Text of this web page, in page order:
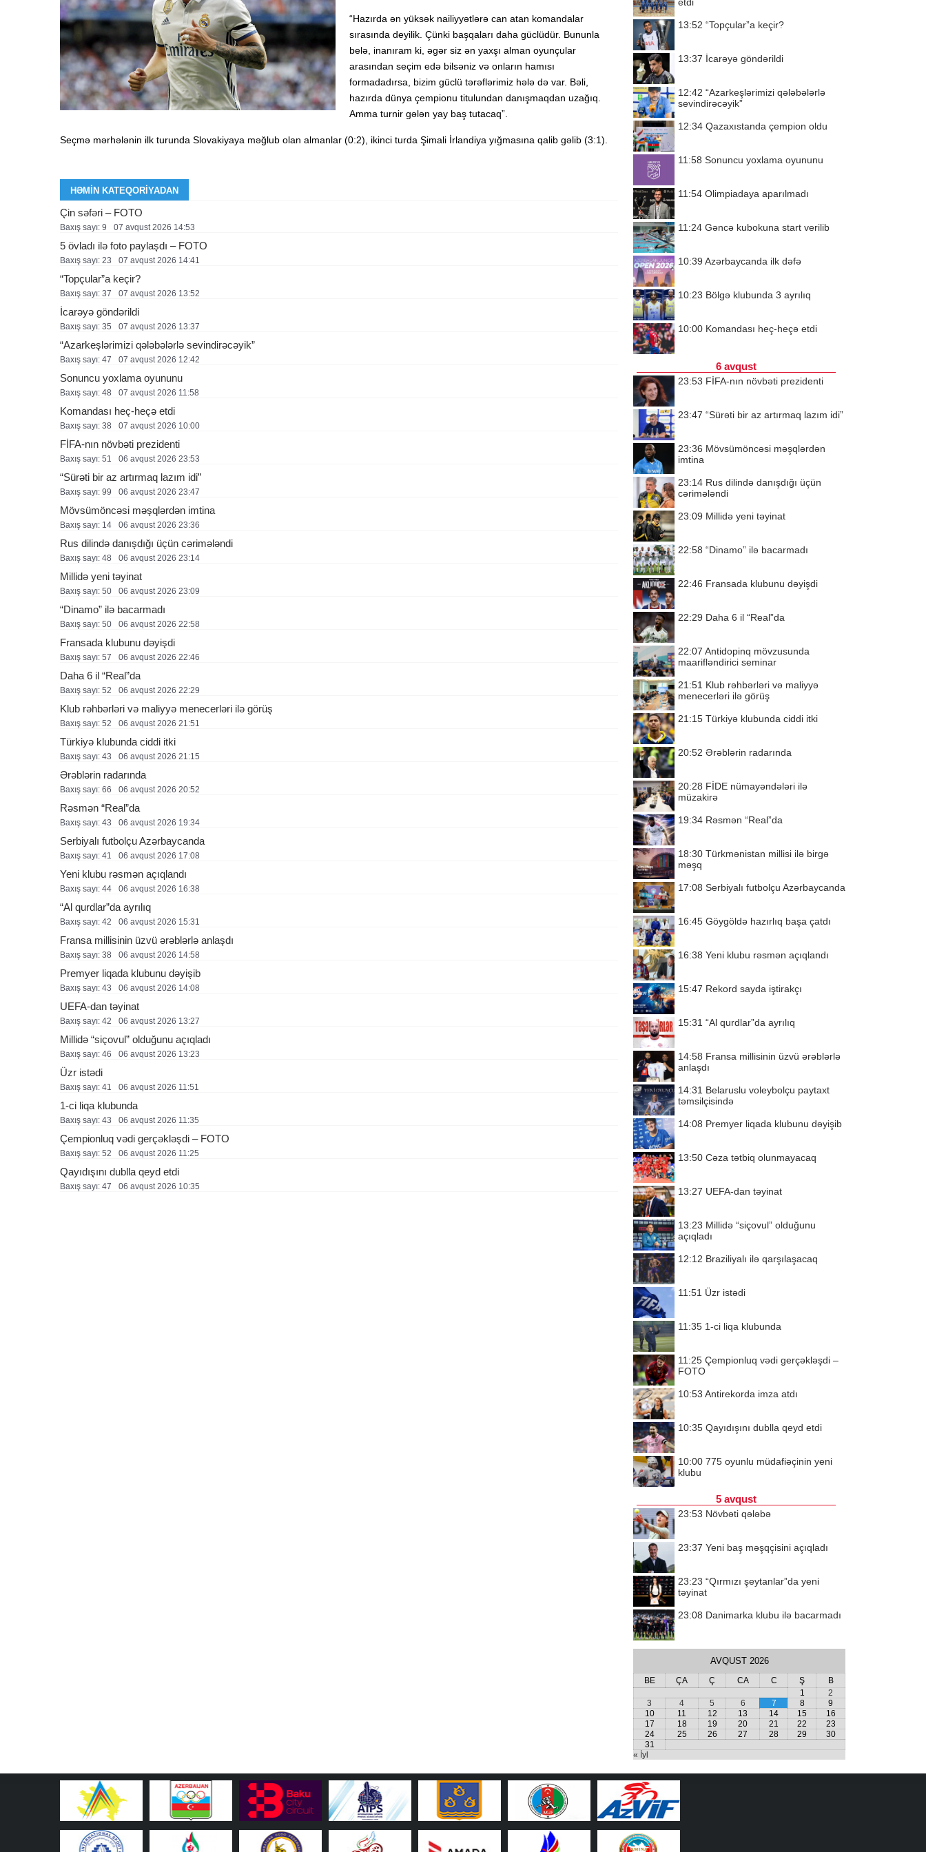
“Hazırda ən yüksək nailiyyətlərə can atan komandalar
sırasında deyilik. Çünki başqaları daha güclüdür. Bununla
belə, inanıram ki, əgər siz ən yaxşı alman oyunçular
arasından seçim edə bilsəniz və onların hamısı
formadadırsa, bizim güclü tərəflərimiz hələ də var. Bəli,
hazırda dünya çempionu titulundan danışmaqdan uzağıq.
Amma turnir gələn yay baş tutacaq”.
Seçmə mərhələnin ilk turunda Slovakiyaya məğlub olan almanlar (0:2), ikinci turda Şimali İrlandiya yığmasına qalib gəlib (3:1).
HƏMIN KATEQORIYADAN
Çin səfəri – FOTO
Baxış sayı: 9 07 avqust 2026 14:53
5 övladı ilə foto paylaşdı – FOTO
Baxış sayı: 23 07 avqust 2026 14:41
“Topçular”a keçir?
Baxış sayı: 37 07 avqust 2026 13:52
İcarəyə göndərildi
Baxış sayı: 35 07 avqust 2026 13:37
“Azarkeşlərimizi qələbələrlə sevindirəcəyik”
Baxış sayı: 47 07 avqust 2026 12:42
Sonuncu yoxlama oyununu
Baxış sayı: 48 07 avqust 2026 11:58
Komandası heç-heçə etdi
Baxış sayı: 38 07 avqust 2026 10:00
FİFA-nın növbəti prezidenti
Baxış sayı: 51 06 avqust 2026 23:53
“Sürəti bir az artırmaq lazım idi”
Baxış sayı: 99 06 avqust 2026 23:47
Mövsümöncəsi məşqlərdən imtina
Baxış sayı: 14 06 avqust 2026 23:36
Rus dilində danışdığı üçün cərimələndi
Baxış sayı: 48 06 avqust 2026 23:14
Millidə yeni təyinat
Baxış sayı: 50 06 avqust 2026 23:09
“Dinamo” ilə bacarmadı
Baxış sayı: 50 06 avqust 2026 22:58
Fransada klubunu dəyişdi
Baxış sayı: 57 06 avqust 2026 22:46
Daha 6 il “Real”da
Baxış sayı: 52 06 avqust 2026 22:29
Klub rəhbərləri və maliyyə menecerləri ilə görüş
Baxış sayı: 52 06 avqust 2026 21:51
Türkiyə klubunda ciddi itki
Baxış sayı: 43 06 avqust 2026 21:15
Ərəblərin radarında
Baxış sayı: 66 06 avqust 2026 20:52
Rəsmən “Real”da
Baxış sayı: 43 06 avqust 2026 19:34
Serbiyalı futbolçu Azərbaycanda
Baxış sayı: 41 06 avqust 2026 17:08
Yeni klubu rəsmən açıqlandı
Baxış sayı: 44 06 avqust 2026 16:38
“Al qurdlar”da ayrılıq
Baxış sayı: 42 06 avqust 2026 15:31
Fransa millisinin üzvü ərəblərlə anlaşdı
Baxış sayı: 38 06 avqust 2026 14:58
Premyer liqada klubunu dəyişib
Baxış sayı: 43 06 avqust 2026 14:08
UEFA-dan təyinat
Baxış sayı: 42 06 avqust 2026 13:27
Millidə “siçovul” olduğunu açıqladı
Baxış sayı: 46 06 avqust 2026 13:23
Üzr istədi
Baxış sayı: 41 06 avqust 2026 11:51
1-ci liqa klubunda
Baxış sayı: 43 06 avqust 2026 11:35
Çempionluq vədi gerçəkləşdi – FOTO
Baxış sayı: 52 06 avqust 2026 11:25
Qayıdışını dublla qeyd etdi
Baxış sayı: 47 06 avqust 2026 10:35
13:52 “Topçular”a keçir?
13:37 İcarəyə göndərildi
12:42 “Azarkeşlərimizi qələbələrlə
sevindirəcəyik”
12:34 Qazaxıstanda çempion oldu
11:58 Sonuncu yoxlama oyununu
11:54 Olimpiadaya aparılmadı
11:24 Gəncə kubokuna start verilib
10:39 Azərbaycanda ilk dəfə
10:23 Bölgə klubunda 3 ayrılıq
10:00 Komandası heç-heçə etdi
6 avqust
23:53 FİFA-nın növbəti prezidenti
23:47 “Sürəti bir az artırmaq lazım idi”
23:36 Mövsümöncəsi məşqlərdən
imtina
23:14 Rus dilində danışdığı üçün
cərimələndi
23:09 Millidə yeni təyinat
22:58 “Dinamo” ilə bacarmadı
22:46 Fransada klubunu dəyişdi
22:29 Daha 6 il “Real”da
22:07 Antidopinq mövzusunda
maarifləndirici seminar
21:51 Klub rəhbərləri və maliyyə
menecerləri ilə görüş
21:15 Türkiyə klubunda ciddi itki
20:52 Ərəblərin radarında
20:28 FİDE nümayəndələri ilə
müzakirə
19:34 Rəsmən “Real”da
18:30 Türkmənistan millisi ilə birgə
məşq
17:08 Serbiyalı futbolçu Azərbaycanda
16:45 Göygöldə hazırlıq başa çatdı
16:38 Yeni klubu rəsmən açıqlandı
15:47 Rekord sayda iştirakçı
15:31 “Al qurdlar”da ayrılıq
14:58 Fransa millisinin üzvü ərəblərlə
anlaşdı
14:31 Belaruslu voleybolçu paytaxt
təmsilçisində
14:08 Premyer liqada klubunu dəyişib
13:50 Cəza tətbiq olunmayacaq
13:27 UEFA-dan təyinat
13:23 Millidə “siçovul” olduğunu
açıqladı
12:12 Braziliyalı ilə qarşılaşacaq
11:51 Üzr istədi
11:35 1-ci liqa klubunda
11:25 Çempionluq vədi gerçəkləşdi –
FOTO
10:53 Antirekorda imza atdı
10:35 Qayıdışını dublla qeyd etdi
10:00 775 oyunlu müdafiəçinin yeni
klubu
5 avqust
23:53 Növbəti qələbə
23:37 Yeni baş məşqçisini açıqladı
23:23 “Qırmızı şeytanlar”da yeni
təyinat
23:08 Danimarka klubu ilə bacarmadı
AVQUST 2026
BE ÇA Ç CA C Ş
B
1
2
3
4 5 6 7 8
9
10
11 12 13 14 15
16
17
18 19 20 21 22
23
24
25 26 27 28 29
30
31
« İyl